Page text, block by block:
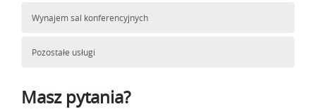
Wynajem sal konferencyjnych
Pozostałe usługi
Masz pytania?